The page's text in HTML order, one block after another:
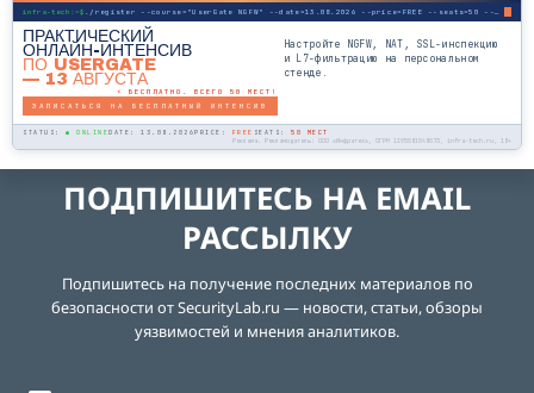
infra-tech:~$
ПРАКТИЧЕСКИЙ
ОНЛАЙН-ИНТЕНСИВ
ПО USERGATE
— 13 АВГУСТА
Настройте NGFW, NAT, SSL-инспекцию
и L7-фильтрацию на персональном
стенде.
⚡ БЕСПЛАТНО. ВСЕГО 50 МЕСТ!
ЗАПИСАТЬСЯ НА БЕСПЛАТНЫЙ ИНТЕНСИВ
STATUS: ● ONLINEDATE: 13.08.2026PRICE: FREE SEATS: 50 МЕСТ
Реклама. Рекламодатель: ООО «Инфратех», ОГРН 1195081048073, infra-tech.ru, 18+
ПОДПИШИТЕСЬ НА EMAIL
РАССЫЛКУ
Подпишитесь на получение последних материалов по
безопасности от SecurityLab.ru — новости, статьи, обзоры
уязвимостей и мнения аналитиков.